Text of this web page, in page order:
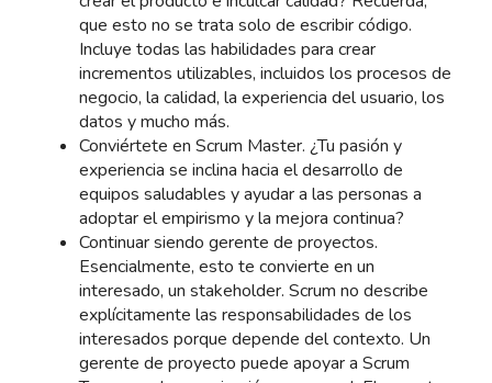
que esto no se trata solo de escribir código.
Incluye todas las habilidades para crear
incrementos utilizables, incluidos los procesos de
negocio, la calidad, la experiencia del usuario, los
datos y mucho más.
Conviértete en Scrum Master. ¿Tu pasión y
experiencia se inclina hacia el desarrollo de
equipos saludables y ayudar a las personas a
adoptar el empirismo y la mejora continua?
Continuar siendo gerente de proyectos.
Esencialmente, esto te convierte en un
interesado, un stakeholder. Scrum no describe
explícitamente las responsabilidades de los
interesados ​​porque depende del contexto. Un
gerente de proyecto puede apoyar a Scrum